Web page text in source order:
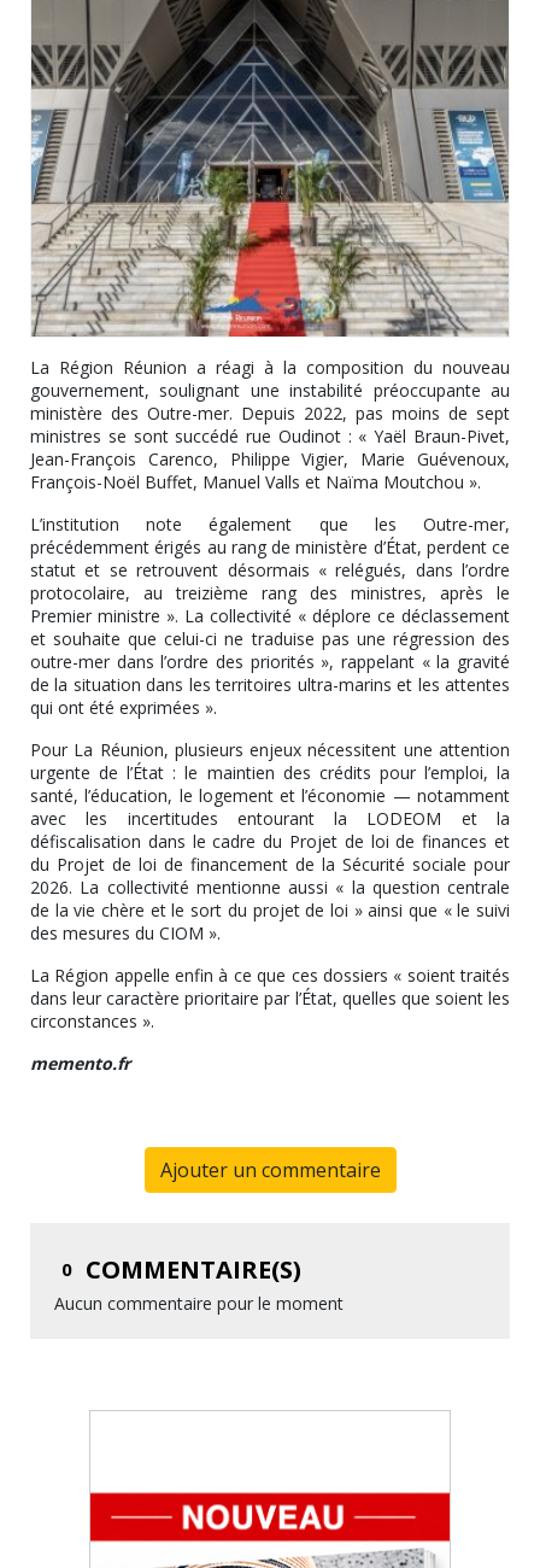
La Région Réunion a réagi à la composition du nouveau
gouvernement, soulignant une instabilité préoccupante au
ministère des Outre-mer. Depuis 2022, pas moins de sept
ministres se sont succédé rue Oudinot : « Yaël Braun-Pivet,
Jean-François Carenco, Philippe Vigier, Marie Guévenoux,
François-Noël Buffet, Manuel Valls et Naïma Moutchou ».
L’institution note également que les Outre-mer,
précédemment érigés au rang de ministère d’État, perdent ce
statut et se retrouvent désormais « relégués, dans l’ordre
protocolaire, au treizième rang des ministres, après le
Premier ministre ». La collectivité « déplore ce déclassement
et souhaite que celui-ci ne traduise pas une régression des
outre-mer dans l’ordre des priorités », rappelant « la gravité
de la situation dans les territoires ultra-marins et les attentes
qui ont été exprimées ».
Pour La Réunion, plusieurs enjeux nécessitent une attention
urgente de l’État : le maintien des crédits pour l’emploi, la
santé, l’éducation, le logement et l’économie — notamment
avec les incertitudes entourant la LODEOM et la
défiscalisation dans le cadre du Projet de loi de finances et
du Projet de loi de financement de la Sécurité sociale pour
2026. La collectivité mentionne aussi « la question centrale
de la vie chère et le sort du projet de loi » ainsi que « le suivi
des mesures du CIOM ».
La Région appelle enfin à ce que ces dossiers « soient traités
dans leur caractère prioritaire par l’État, quelles que soient les
circonstances ».
memento.fr
Ajouter un commentaire
0 COMMENTAIRE(S)
Aucun commentaire pour le moment